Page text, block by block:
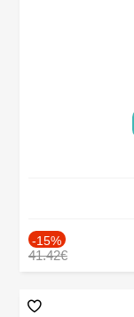
-15%
41.42€